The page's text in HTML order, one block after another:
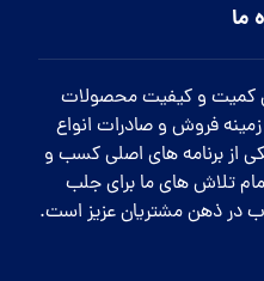
ما
کمیت و کیفیت محصولات
فروش و صادرات انواع
از برنامه های اصلی کسب و
تلاش های ما برای جلب
در ذهن مشتریان عزیز است.